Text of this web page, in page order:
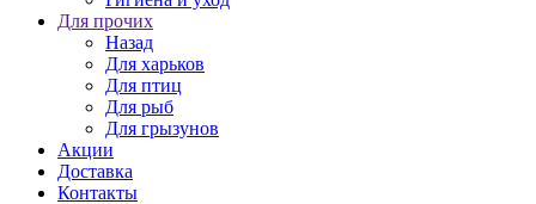
Для прочих
Назад
Для харьков
Для птиц
Для рыб
Для грызунов
Акции
Доставка
Контакты